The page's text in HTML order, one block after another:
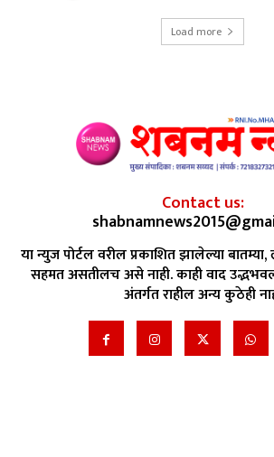
Load more
Contact us:
या न्युज पोर्टल वरील प्रकाशित झालेल्या
सहमत असतीलच असे नाही. काही वाद
अंतर्गत राहील अन्य कुठेही